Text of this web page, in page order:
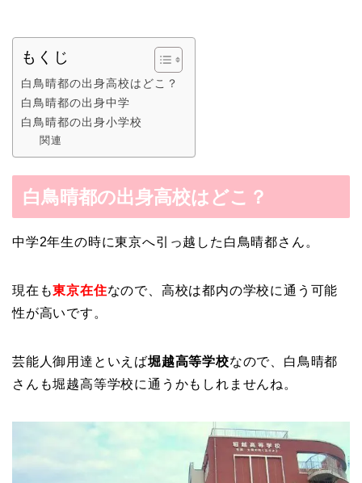
もくじ
白鳥晴都の出身高校はどこ？
白鳥晴都の出身中学
白鳥晴都の出身小学校
関連
白鳥晴都の出身高校はどこ？
中学2年生の時に東京へ引っ越した白鳥晴都さん。
現在も東京在住なので、高校は都内の学校に通う可能
性が高いです。
芸能人御用達といえば堀越高等学校なので、白鳥晴都
さんも堀越高等学校に通うかもしれませんね。